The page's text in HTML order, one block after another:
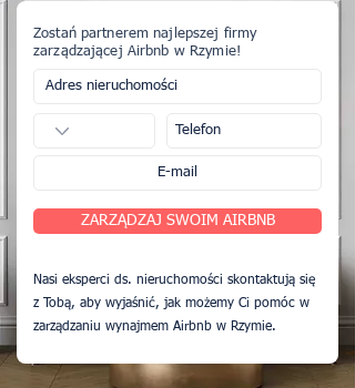
Zostań partnerem najlepszej firmy
zarządzającej Airbnb w Rzymie!
ZARZĄDZAJ SWOIM AIRBNB
Nasi eksperci ds. nieruchomości skontaktują się
z Tobą, aby wyjaśnić, jak możemy Ci pomóc w
zarządzaniu wynajmem Airbnb w Rzymie.